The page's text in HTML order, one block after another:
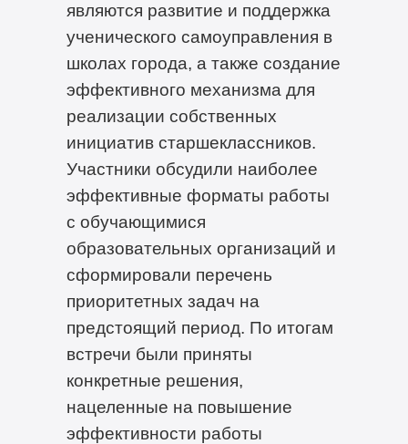
являются развитие и поддержка
ученического самоуправления в
школах города, а также создание
эффективного механизма для
реализации собственных
инициатив старшеклассников.
Участники обсудили наиболее
эффективные форматы работы
с обучающимися
образовательных организаций и
сформировали перечень
приоритетных задач на
предстоящий период. По итогам
встречи были приняты
конкретные решения,
нацеленные на повышение
эффективности работы